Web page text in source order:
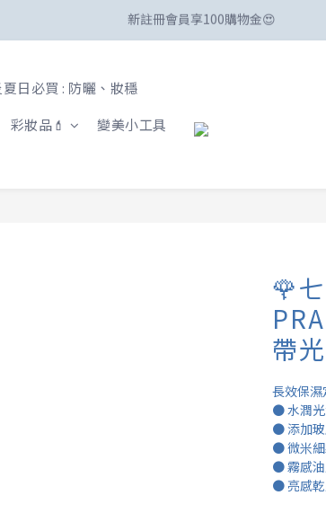
☀️「爸」氣外露！SKIN1004最高77折、柏瑞美最高
☀️「爸」氣外露！SKIN1004最高77折、柏瑞美最高
日必買 : 防曬、妝穩
彩妝品💄
變美小工具
🌹
帶
長效保
● 水潤
● 添加
● 微米
● 霧感
● 亮感